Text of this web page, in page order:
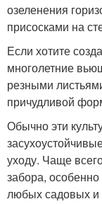
озеленения
присосками на
Если хотите
многолетние
резными
причудливой
Обычно эти
уходу. Чаще
забора, особенно
любых садовых и